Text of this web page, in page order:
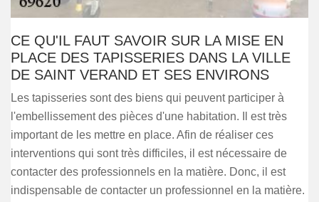
CE QU'IL FAUT SAVOIR SUR LA MISE EN
PLACE DES TAPISSERIES DANS LA VILLE
DE SAINT VERAND ET SES ENVIRONS
Les tapisseries sont des biens qui peuvent participer à
l'embellissement des pièces d'une habitation. Il est très
important de les mettre en place. Afin de réaliser ces
interventions qui sont très difficiles, il est nécessaire de
contacter des professionnels en la matière. Donc, il est
indispensable de contacter un professionnel en la matière.